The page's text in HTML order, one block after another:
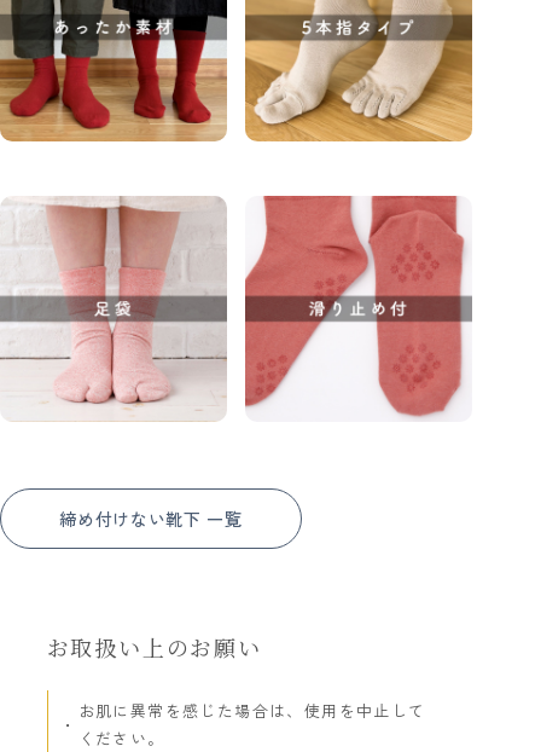
締め付けない靴下 一覧
お取扱い上のお願い
お肌に異常を感じた場合は、使用を中止して
ください。